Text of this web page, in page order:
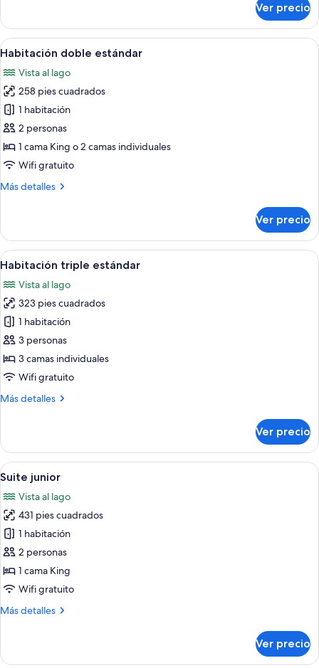
individual
estándar
Ver precio
Abrir
todas
las
fotos
de
Habitación
doble
estándar
Habitación de hotel con dos camas,
10
Habitación doble estándar
Vista al lago
258 pies cuadrados
1 habitación
2 personas
1 cama King o 2 camas individuales
Wifi gratuito
Más detalles
Más
doble
estándar
Ver precio
Abrir
todas
las
fotos
de
Habitación
triple
estándar
Habitación de hotel con dos camas,
6
Habitación triple estándar
Vista al lago
323 pies cuadrados
1 habitación
3 personas
3 camas individuales
Wifi gratuito
Más detalles
Más
triple
estándar
Ver precio
Abrir
todas
las
fotos
de
Suite
junior
Habitación de hotel con cama, dos
8
Suite junior
Vista al lago
431 pies cuadrados
1 habitación
2 personas
1 cama King
Wifi gratuito
Más detalles
Más
junior
Ver precio